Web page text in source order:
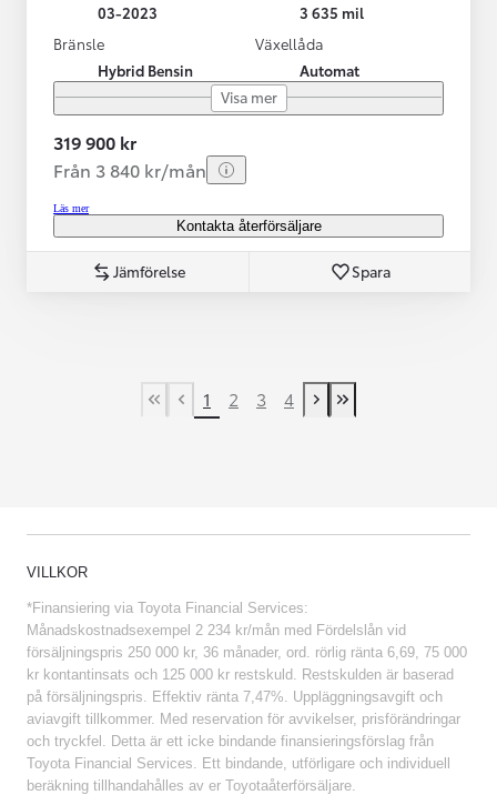
03-2023
3 635 mil
Bränsle
Hybrid Bensin
Växellåda
Automat
Visa mer
319 900 kr
Från 3 840 kr/mån
Läs mer
Kontakta återförsäljare
Jämförelse Spara
First Page
Previous page
1 2 3 4
Next page
Last Page
VILLKOR
*Finansiering via Toyota Financial Services:
Månadskostnadsexempel 2 234 kr/mån med Fördelslån vid
försäljningspris 250 000 kr, 36 månader, ord. rörlig ränta 6,69, 75 000
kr kontantinsats och 125 000 kr restskuld. Restskulden är baserad
på försäljningspris. Effektiv ränta 7,47%. Uppläggningsavgift och
aviavgift tillkommer. Med reservation för avvikelser, prisförändringar
och tryckfel. Detta är ett icke bindande finansieringsförslag från
Toyota Financial Services. Ett bindande, utförligare och individuell
beräkning tillhandahålles av er Toyotaåterförsäljare.